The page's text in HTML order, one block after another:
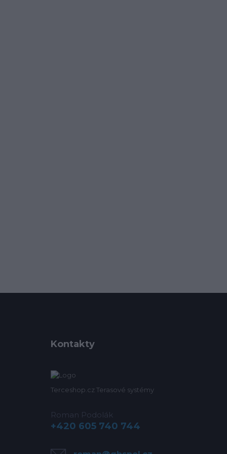
Kontakty
Terceshop.cz Terasové systémy
Roman Podolák
+420 605 740 744